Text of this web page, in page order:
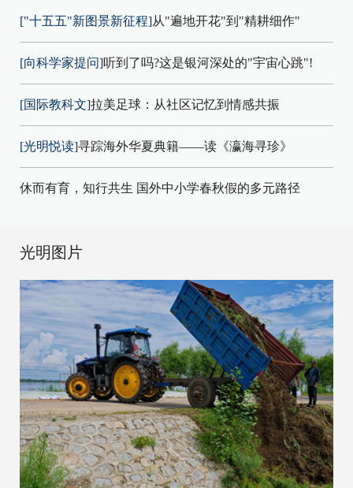
["十五五"新图景新征程]从"遍地开花"到"精耕细作"
[向科学家提问]听到了吗?这是银河深处的"宇宙心跳"!
[国际教科文]拉美足球：从社区记忆到情感共振
[光明悦读]寻踪海外华夏典籍——读《瀛海寻珍》
休而有育，知行共生 国外中小学春秋假的多元路径
光明图片